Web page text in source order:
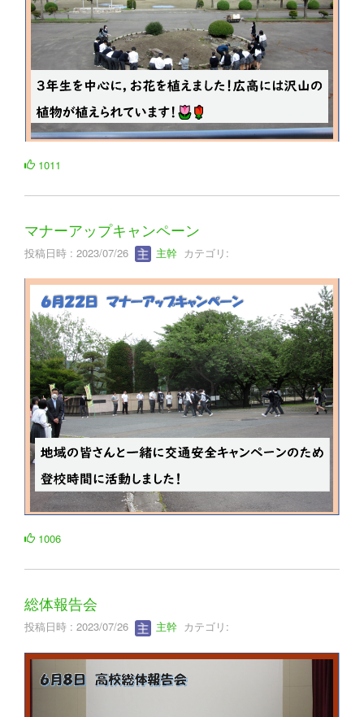
1011
マナーアップキャンペーン
投稿日時 : 2023/07/26 主幹 カテゴリ:
1006
総体報告会
投稿日時 : 2023/07/26 主幹 カテゴリ: